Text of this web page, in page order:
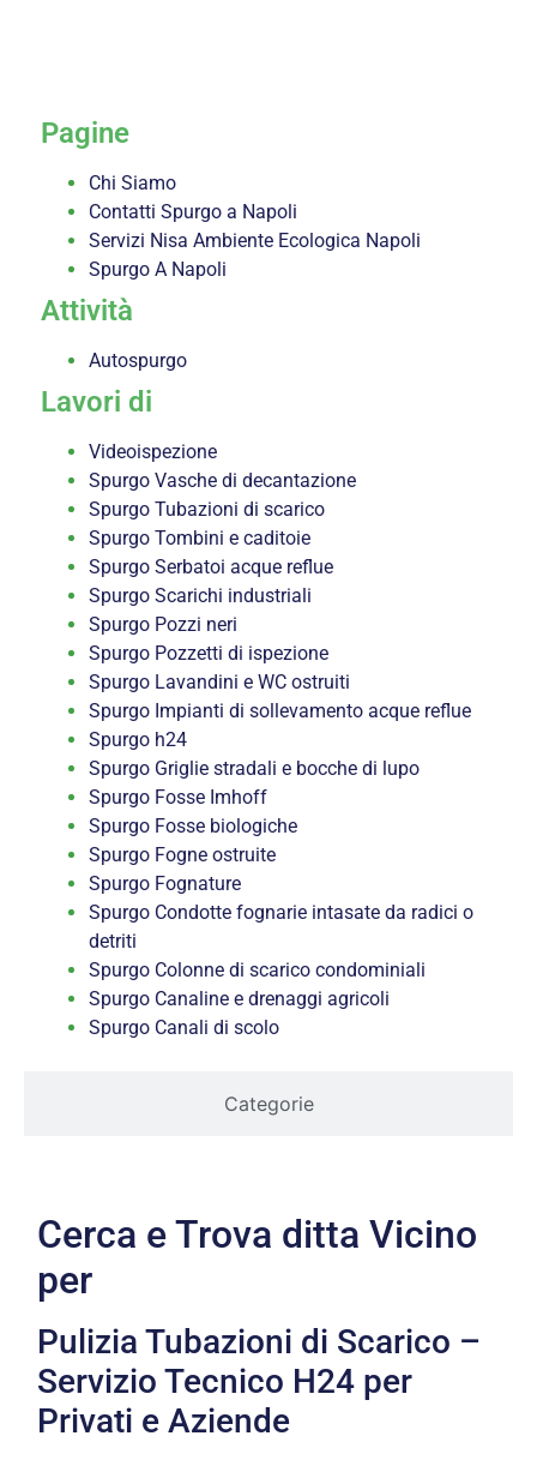
Categorie
Pagine
Chi Siamo
Contatti Spurgo a Napoli
Servizi Nisa Ambiente Ecologica Napoli
Spurgo A Napoli
Attività
Autospurgo
Lavori di
Videoispezione
Spurgo Vasche di decantazione
Spurgo Tubazioni di scarico
Spurgo Tombini e caditoie
Spurgo Serbatoi acque reflue
Spurgo Scarichi industriali
Spurgo Pozzi neri
Spurgo Pozzetti di ispezione
Spurgo Lavandini e WC ostruiti
Spurgo Impianti di sollevamento acque reflue
Spurgo h24
Spurgo Griglie stradali e bocche di lupo
Spurgo Fosse Imhoff
Spurgo Fosse biologiche
Spurgo Fogne ostruite
Spurgo Fognature
Spurgo Condotte fognarie intasate da radici o
detriti
Spurgo Colonne di scarico condominiali
Spurgo Canaline e drenaggi agricoli
Spurgo Canali di scolo
Cerca e Trova ditta Vicino
per
Pulizia Tubazioni di Scarico –
Servizio Tecnico H24 per
Privati e Aziende